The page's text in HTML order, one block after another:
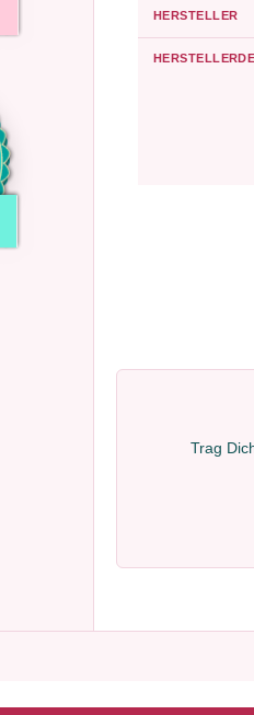
HERSTELLER
Trag